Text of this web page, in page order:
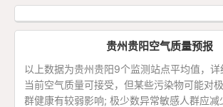
贵州贵阳空气质量预报
以上数据为贵州贵阳9个监测站点平均值，详
当前空气质量可接受，但某些污染物可能对
群健康有较弱影响; 极少数异常敏感人群应减